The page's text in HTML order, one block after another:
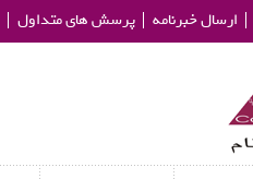
ارسال خبرنامه پرسش های متداول